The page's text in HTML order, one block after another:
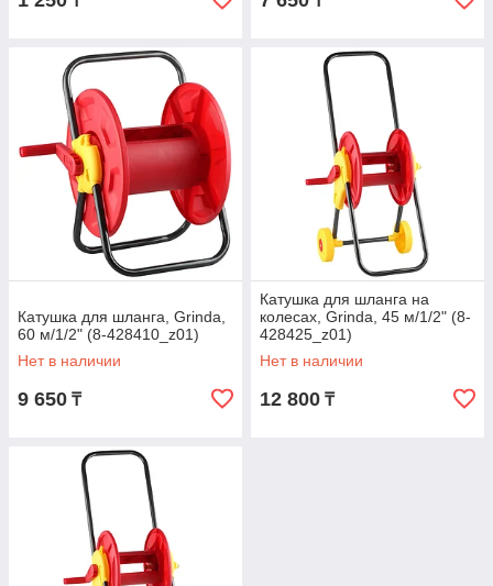
Катушка для шланга, Grinda,
60 м/1/2" (8-428410_z01)
Нет в наличии
9 650 ₸
Катушка для шланга на
колесах, Grinda, 45 м/1/2" (8-
428425_z01)
Нет в наличии
12 800 ₸